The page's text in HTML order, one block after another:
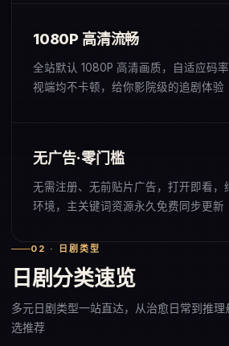
1080P 高清流畅
全站默认 1080P 高清画质，自适应码
视端均不卡顿，给你影院级的追剧体验
无广告·零门槛
无需注册、无前贴片广告，打开即看，
环境，主关键词资源永久免费同步更新
02 · 日剧类型
日剧分类速览
多元日剧类型一站直达，从治愈日常到推
选推荐